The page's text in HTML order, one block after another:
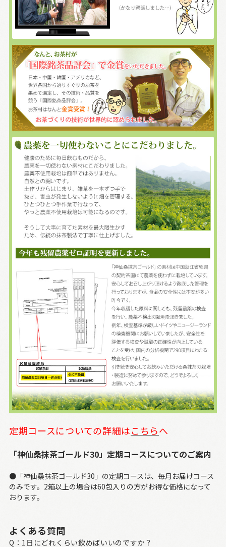
定期コースについての詳細はこちらへ
「神仙桑抹茶ゴールド30」定期コースについてのご案内
●「神仙桑抹茶ゴールド30」の定期コースは、毎月お届けコース
のみです。2箱以上の場合は60包入りの方がお得な価格になって
おります。
よくある質問
Q：1日にどれくらい飲めばいいのですか？